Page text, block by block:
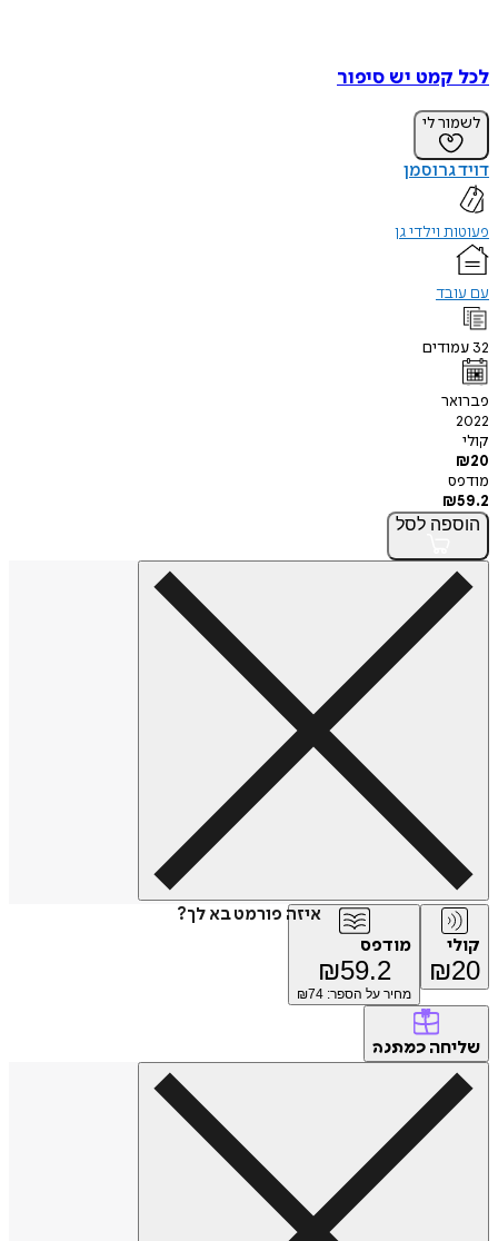
לכל קמט יש סיפור
לשמור לי
דויד גרוסמן
פעוטות וילדי גן
עם עובד
32 עמודים
פברואר
2022
קולי
₪20
מודפס
₪59.2
הוספה לסל
איזה פורמט בא לך?
קולי
₪20
מודפס
₪59.2
מחיר על הספר: ₪ 74
שליחה כמתנה